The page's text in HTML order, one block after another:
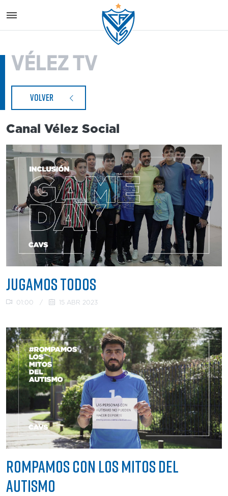
VÉLEZ TV
VOLVER
Canal Vélez Social
JUGAMOS TODOS
01:00 / 15 ABR 2023
ROMPAMOS CON LOS MITOS DEL
AUTISMO